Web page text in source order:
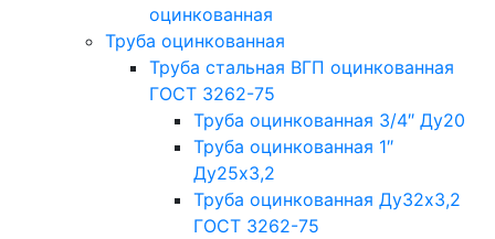
оцинкованная
Труба оцинкованная
Труба стальная ВГП оцинкованная
ГОСТ 3262-75
Труба оцинкованная 3/4″ Ду20
Труба оцинкованная 1″
Ду25х3,2
Труба оцинкованная Ду32х3,2
ГОСТ 3262-75